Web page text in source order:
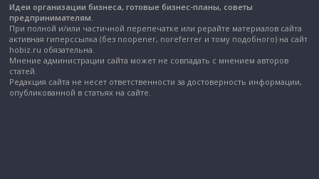
Идеи организации бизнеса, готовые бизнес-планы, советы
предпринимателям.
При полной и/или частичной перепечатке или рерайте материалов сайта
активная гиперссылка (без noopener, noreferrer и тому подобного) на сайт
hobiz.ru обязательна.
Мнение администрации сайта может не совпадать с мнением авторов
статей.
Редакция сайта не несет ответственности за достоверность информации,
опубликованной в статьях на сайте.